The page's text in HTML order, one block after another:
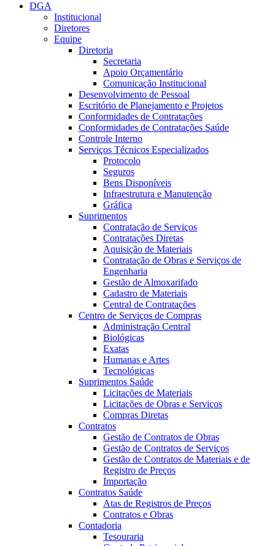
DGA
Institucional
Diretores
Equipe
Diretoria
Secretaria
Apoio Orçamentário
Comunicação Institucional
Desenvolvimento de Pessoal
Escritório de Planejamento e Projetos
Conformidades de Contratações
Conformidades de Contratações Saúde
Controle Interno
Serviços Técnicos Especializados
Protocolo
Seguros
Bens Disponíveis
Infraestrutura e Manutenção
Gráfica
Suprimentos
Contratação de Serviços
Contratações Diretas
Aquisição de Materiais
Contratação de Obras e Serviços de
Engenharia
Gestão de Almoxarifado
Cadastro de Materiais
Central de Contratações
Centro de Serviços de Compras
Administração Central
Biológicas
Exatas
Humanas e Artes
Tecnológicas
Suprimentos Saúde
Licitações de Materiais
Licitações de Obras e Serviços
Compras Diretas
Contratos
Gestão de Contratos de Obras
Gestão de Contratos de Serviços
Gestão de Contratos de Materiais e de
Registro de Preços
Importação
Contratos Saúde
Atas de Registros de Preços
Contratos e Obras
Contadoria
Tesouraria